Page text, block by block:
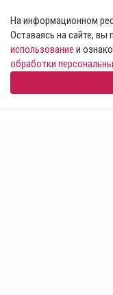
На информационном
Оставаясь на сайте, вы
использование и
обработки